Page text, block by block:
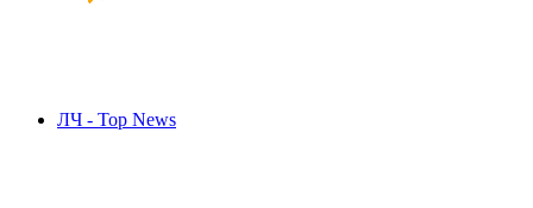
ЛЧ - Top News